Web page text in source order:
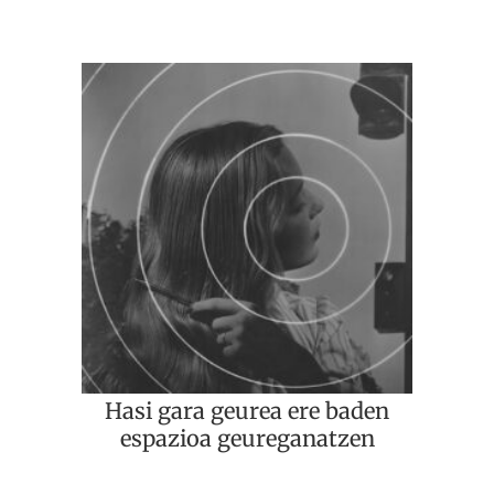
Hasi gara geurea ere baden
espazioa geureganatzen